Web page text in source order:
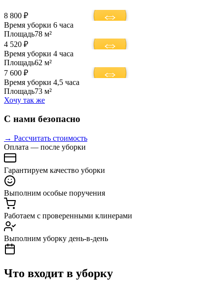
8 800 ₽
Время уборки 6 часа
Площадь78 м²
4 520 ₽
Время уборки 4 часа
Площадь62 м²
7 600 ₽
Время уборки 4,5 часа
Площадь73 м²
Хочу так же
С нами безопасно
→ Рассчитать стоимость
Оплата — после уборки
Гарантируем качество уборки
Выполним особые поручения
Работаем с проверенными клинерами
Выполним уборку день-в-день
Что входит в уборку